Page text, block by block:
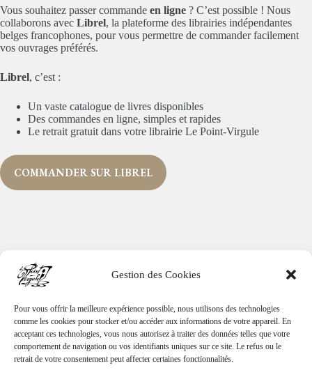
Gestion des Cookies
Pour vous offrir la meilleure expérience possible, nous utilisons des technologies
comme les cookies pour stocker et/ou accéder aux informations de votre appareil. En
acceptant ces technologies, vous nous autorisez à traiter des données telles que votre
comportement de navigation ou vos identifiants uniques sur ce site. Le refus ou le
retrait de votre consentement peut affecter certaines fonctionnalités.
Vous souhaitez passer commande en ligne ? C’est possible ! Nous
collaborons avec Librel, la plateforme des librairies indépendantes
belges francophones, pour vous permettre de commander facilement
vos ouvrages préférés.
Librel, c’est :
Un vaste catalogue de livres disponibles
Des commandes en ligne, simples et rapides
Le retrait gratuit dans votre librairie Le Point-Virgule
COMMANDER SUR LIBREL
Le Point-Virgule
+32 63 22 24 74
info@lepointvirgule.be